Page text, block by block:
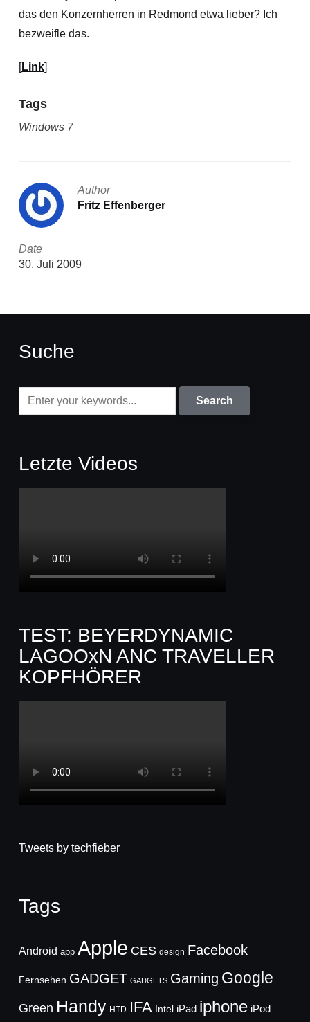
das den Konzernherren in Redmond etwa lieber? Ich
bezweifle das.
[Link]
Tags
Windows 7
Author
Fritz Effenberger
Date
30. Juli 2009
Suche
Letzte Videos
TEST: BEYERDYNAMIC
LAGOOxN ANC TRAVELLER
KOPFHÖRER
Tweets by techfieber
Tags
Android app Apple CES design Facebook
Fernsehen GADGET GADGETS Gaming Google
Green Handy HTD IFA Intel iPad iphone iPod